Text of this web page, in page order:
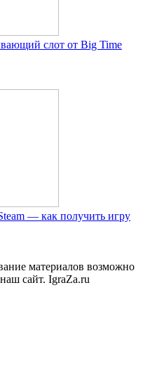
слот от Big Time
— как получить игру
материалов возможно
сайт. IgraZa.ru